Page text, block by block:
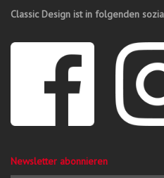
Classic Design ist in folgenden
Newsletter abonnieren